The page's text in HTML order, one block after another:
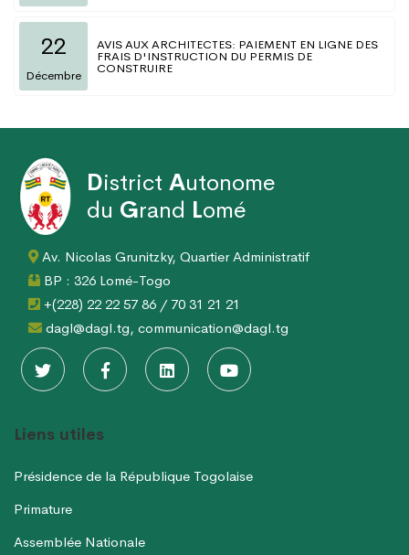
22
Décembre
AVIS AUX ARCHITECTES: PAIEMENT EN LIGNE DES
FRAIS D'INSTRUCTION DU PERMIS DE
CONSTRUIRE
District Autonome
du Grand Lomé
Av. Nicolas Grunitzky, Quartier Administratif
BP : 326 Lomé-Togo
+(228) 22 22 57 86 / 70 31 21 21
dagl@dagl.tg, communication@dagl.tg
Liens utiles
Présidence de la République Togolaise
Primature
Assemblée Nationale